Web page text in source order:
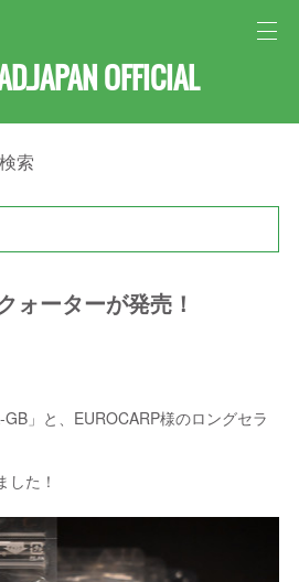
OFFICIAL
索
ォーターが発売！
」と、EUROCARP様のロングセラ
した！